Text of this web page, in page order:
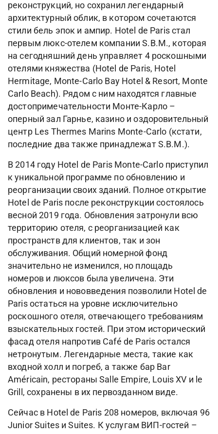
реконструкций, но сохранил легендарный
архитектурный облик, в котором сочетаются
стили бель эпок и ампир. Hotel de Paris стал
первым люкс-отелем компании S.B.M., которая
на сегодняшний день управляет 4 роскошными
отелями княжества (Hotel de Paris, Hotel
Hermitage, Monte-Carlo Bay Hotel & Resort, Monte
Carlo Beach). Рядом с ним находятся главные
достопримечательности Монте-Карло –
оперный зал Гарнье, казино и оздоровительный
центр Les Thermes Marins Monte-Carlo (кстати,
последние два также принадлежат S.B.M.).
В 2014 году Hotel de Paris Monte-Carlo приступил
к уникальной программе по обновлению и
реорганизации своих зданий. Полное открытие
Hotel de Paris после реконструкции состоялось
весной 2019 года. Обновления затронули всю
территорию отеля, с реорганизацией как
пространств для клиентов, так и зон
обслуживания. Общий номерной фонд
значительно не изменился, но площадь
номеров и люксов была увеличена. Эти
обновления и нововведения позволили Hotel de
Paris остаться на уровне исключительно
роскошного отеля, отвечающего требованиям
взыскательных гостей. При этом исторический
фасад отеля напротив Café de Paris остался
нетронутым. Легендарные места, такие как
входной холл и погреб, а также бар Bar
Américain, рестораны Salle Empire, Louis XV и le
Grill, сохранены в их первозданном виде.
Сейчас в Hotel de Paris 208 номеров, включая 96
Junior Suites и Suites. К услугам ВИП-гостей –